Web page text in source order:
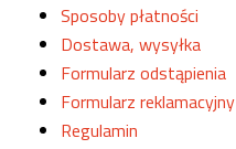
Sposoby płatności
Dostawa, wysyłka
Formularz odstąpienia
Formularz reklamacyjny
Regulamin